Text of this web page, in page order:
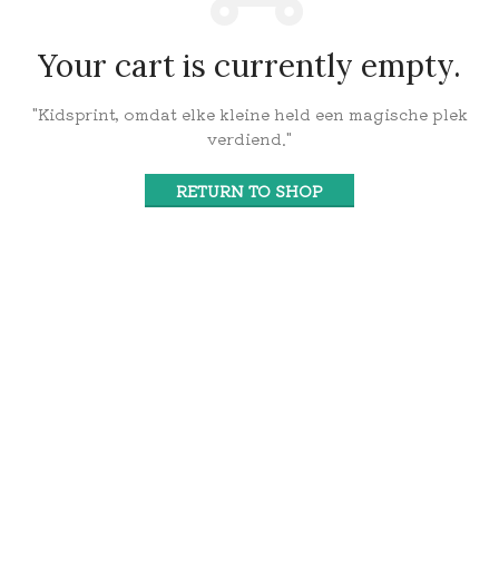
Your cart is currently empty.
"Kidsprint, omdat elke kleine held een magische plek
verdiend."
RETURN TO SHOP